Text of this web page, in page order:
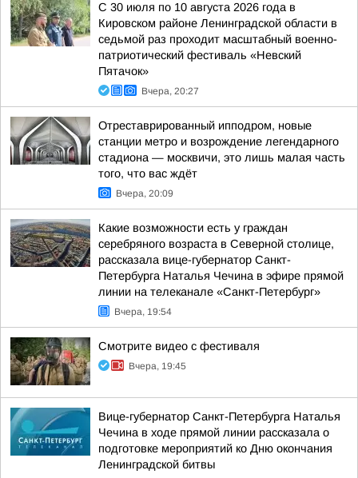
С 30 июля по 10 августа 2026 года в
Кировском районе Ленинградской области в
седьмой раз проходит масштабный военно-
патриотический фестиваль «Невский
Пятачок»
Вчера, 20:27
Отреставрированный ипподром, новые
станции метро и возрождение легендарного
стадиона — москвичи, это лишь малая часть
того, что вас ждёт
Вчера, 20:09
Какие возможности есть у граждан
серебряного возраста в Северной столице,
рассказала вице-губернатор Санкт-
Петербурга Наталья Чечина в эфире прямой
линии на телеканале «Санкт-Петербург»
Вчера, 19:54
Смотрите видео с фестиваля
Вчера, 19:45
Вице-губернатор Санкт-Петербурга Наталья
Чечина в ходе прямой линии рассказала о
подготовке мероприятий ко Дню окончания
Ленинградской битвы